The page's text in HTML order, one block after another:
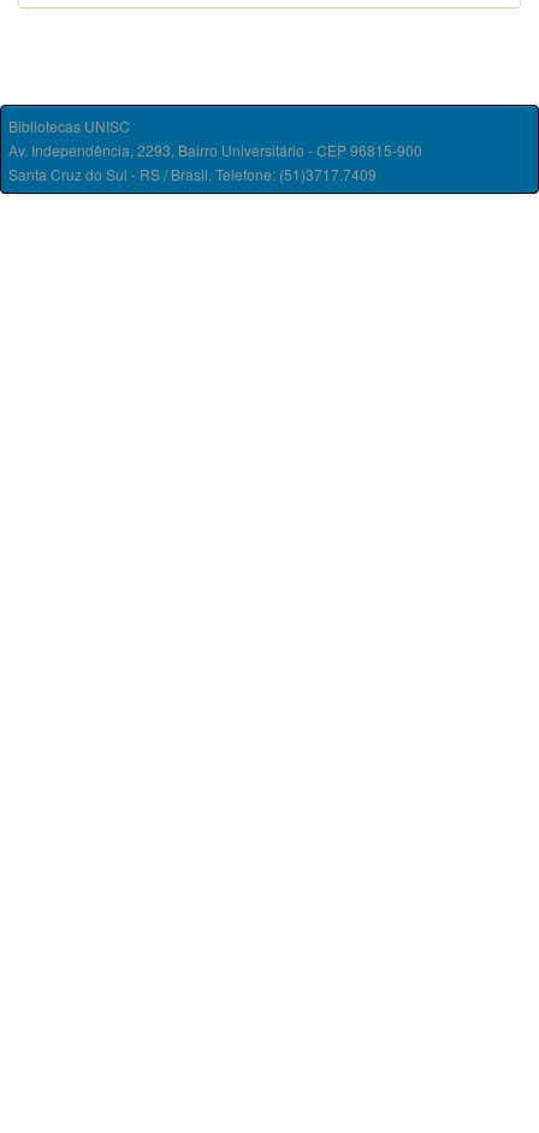
Bibliotecas UNISC
Av. Independência, 2293, Bairro Universitário - CEP 96815-900
Santa Cruz do Sul - RS / Brasil. Telefone: (51)3717.7409